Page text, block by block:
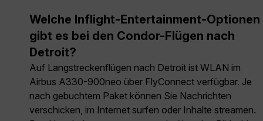
Welche Inflight-Entertainment-Optionen
gibt es bei den Condor-Flügen nach
Detroit?
Auf Langstreckenflügen nach Detroit ist WLAN im
Airbus A330-900neo über FlyConnect verfügbar. Je
nach gebuchtem Paket können Sie Nachrichten
verschicken, im Internet surfen oder Inhalte streamen.